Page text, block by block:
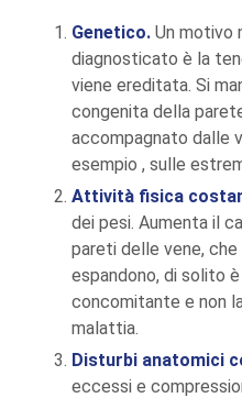
Genetico. Un motivo
diagnosticato è la
viene ereditata. Si
congenita della
accompagnato dalle
esempio , sulle
Attività fisica
dei pesi. Aumenta il
pareti delle vene, che
espandono, di solito
concomitante e non
malattia.
Disturbi anatomici
eccessi e